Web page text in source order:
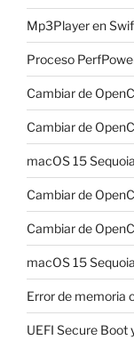
Mp3Player en
Proceso
Cambiar de
Cambiar de
macOS 15
Cambiar de
Cambiar de
macOS 15
Error de memoria
UEFI Secure Boot